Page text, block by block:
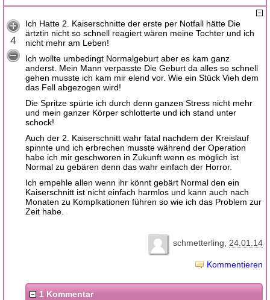
4
Ich Hatte 2. Kaiserschnitte der erste per Notfall hätte Die
ärtztin nicht so schnell reagiert wären meine Tochter und ich
nicht mehr am Leben!
Ich wollte umbedingt Normalgeburt aber es kam ganz
anderst. Mein Mann verpasste Die Geburt da alles so schnell
gehen musste ich kam mir elend vor. Wie ein Stück Vieh dem
das Fell abgezogen wird!
Die Spritze spürte ich durch denn ganzen Stress nicht mehr
und mein ganzer Körper schlotterte und ich stand unter
schock!
Auch der 2. Kaiserschnitt wahr fatal nachdem der Kreislauf
spinnte und ich erbrechen musste während der Operation
habe ich mir geschworen in Zukunft wenn es möglich ist
Normal zu gebären denn das wahr einfach der Horror.
Ich empehle allen wenn ihr könnt gebärt Normal den ein
Kaiserschnitt ist nicht einfach harmlos und kann auch nach
Monaten zu Komplkationen führen so wie ich das Problem zur
Zeit habe.
schmetterling 24.01.14
Kommentieren
1 Kommentar